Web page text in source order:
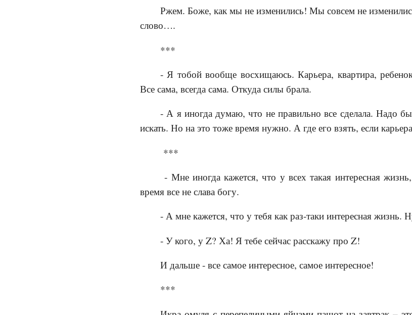
Ржем. Боже, как мы не изменились! Мы совсем не
слово….
***
- Я тобой вообще восхищаюсь. Карьера, квартира,
Все сама, всегда сама. Откуда силы брала.
- А я иногда думаю, что не правильно все сделала. Надо
искать. Но на это тоже время нужно. А где его взять, если
***
- Мне иногда кажется, что у всех такая интересная
время все не слава богу.
- А мне кажется, что у тебя как раз-таки интересная
- У кого, у Z? Ха! Я тебе сейчас расскажу про Z!
И дальше - все самое интересное, самое интересное!
***